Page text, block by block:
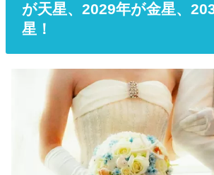
が天星、2029年が金星、
星！